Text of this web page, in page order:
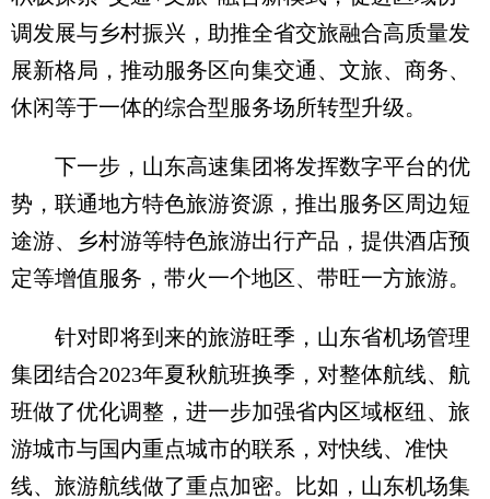
调发展与乡村振兴，助推全省交旅融合高质量发
展新格局，推动服务区向集交通、文旅、商务、
休闲等于一体的综合型服务场所转型升级。
下一步，山东高速集团将发挥数字平台的优
势，联通地方特色旅游资源，推出服务区周边短
途游、乡村游等特色旅游出行产品，提供酒店预
定等增值服务，带火一个地区、带旺一方旅游。
针对即将到来的旅游旺季，山东省机场管理
集团结合2023年夏秋航班换季，对整体航线、航
班做了优化调整，进一步加强省内区域枢纽、旅
游城市与国内重点城市的联系，对快线、准快
线、旅游航线做了重点加密。比如，山东机场集